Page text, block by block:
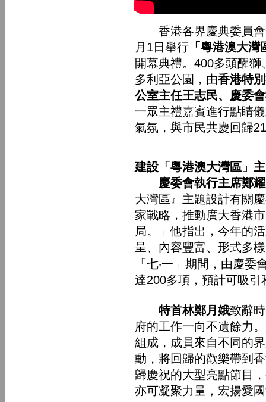
香港各界慶典委員會
月1日舉行 「粵港澳大
開幕典禮。400多頭醒
多利亞公園，由香港特
公室主任王志民、慶委
一眾主禮嘉賓進行點睛
氣氛，與市民共慶回歸
建設「粵港澳大灣區」
慶委會執行主席鄭
大灣區』主題設計有關
家戰略，推動廣大香港
局。」他指出，今年的
呈、內容豐富、形式多
「七‧一」期間，由慶
達200多項，預計可吸
特首林鄭月娥致辭
府的工作一向不遺餘力
組成，成員來自不同的
動，將回歸的歡樂帶到
歸慶祝的大型亮點節目
亦可凝聚力量，宏揚愛